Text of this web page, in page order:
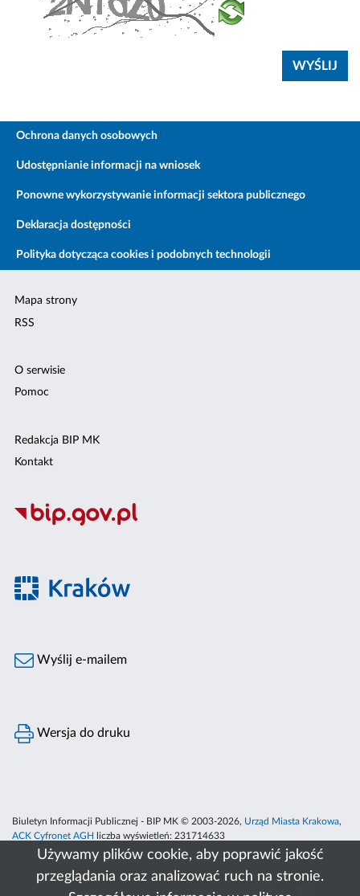
Używamy plików cookie, aby poprawić jakość
przeglądania oraz analizować ruch na stronie.
Ochrona danych osobowych
Udostępnianie informacji na wniosek
Ponowne wykorzystywanie informacji sektora publicznego
Deklaracja dostępności
Polityka dotycząca cookies i podobnych technologii
Mapa strony
RSS
O serwisie
Pomoc
Redakcja BIP MK
Kontakt
Wyślij e-mailem
Wersja do druku
Biuletyn Informacji Publicznej - BIP MK © 2003-2026, Urząd Miasta Krakowa,
ACK Cyfronet AGH
liczba wyświetleń: 231714633